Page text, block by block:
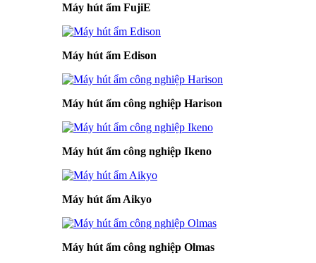
Máy hút ẩm FujiE
Máy hút ẩm Edison
Máy hút ẩm công nghiệp Harison
Máy hút ẩm công nghiệp Ikeno
Máy hút ẩm Aikyo
Máy hút ẩm công nghiệp Olmas